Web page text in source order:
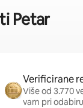
Petar
Verificirane
Više od 3.770
vam pri odabiru